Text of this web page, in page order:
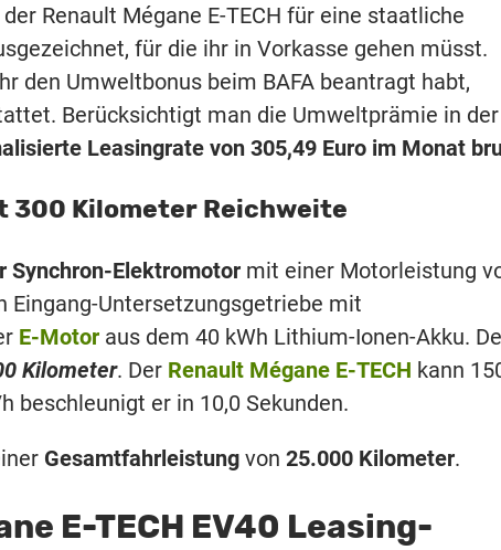
Renault Mégane E-TECH für eine staatliche
für die ihr in Vorkasse gehen müsst.
den Umweltbonus beim BAFA beantragt habt,
Berücksichtigt man die Umweltprämie in der
Leasingrate von 305,49 Euro im Monat
300 Kilometer Reichweite
Synchron-Elektromotor mit einer Motorleistung
Eingang-Untersetzungsgetriebe mit
E-Motor aus dem 40 kWh Lithium-Ionen-Akku.
Kilometer. Der Renault Mégane E-TECH kann
beschleunigt er in 10,0 Sekunden.
Gesamtfahrleistung von 25.000 Kilometer.
E-TECH EV40 Leasing-